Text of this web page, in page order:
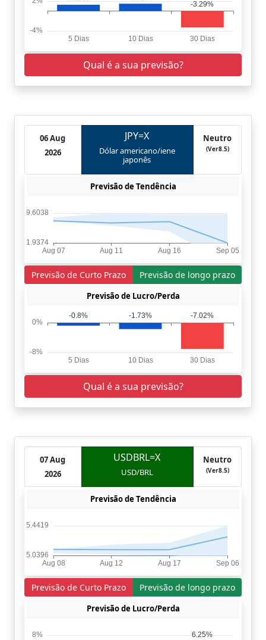
Qual é a sua previsão?
06 Aug
2026
JPY=X
Dólar americano/iene
japonês
Neutro
(Ver8.5)
Previsão de Tendência
Previsão de Curto Prazo Previsão de longo prazo
Previsão de Lucro/Perda
Qual é a sua previsão?
07 Aug
2026
USDBRL=X
USD/BRL
Neutro
(Ver8.5)
Previsão de Tendência
Previsão de Curto Prazo Previsão de longo prazo
Previsão de Lucro/Perda